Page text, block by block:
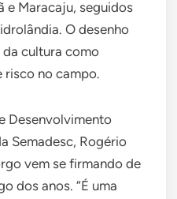
e Maracaju, seguidos
O desenho
cultura como
risco no campo.
Desenvolvimento
Semadesc, Rogério
vem se firmando de
dos anos. “É uma